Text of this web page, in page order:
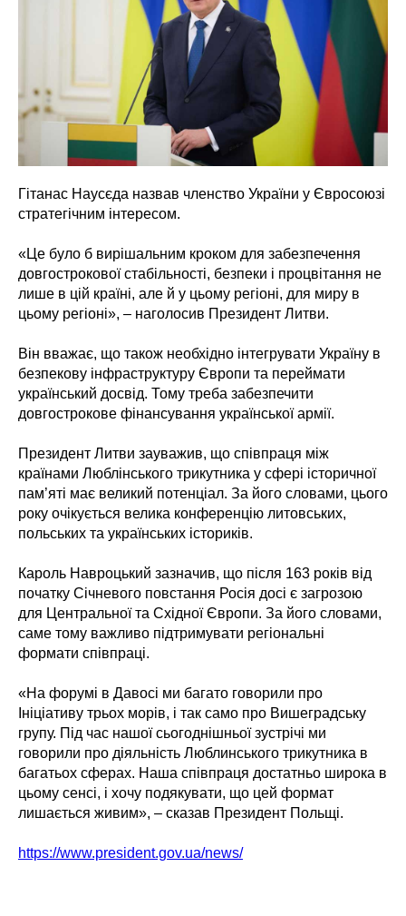
Гітанас Наусєда назвав членство України у Євросоюзі
стратегічним інтересом.
«Це було б вирішальним кроком для забезпечення
довгострокової стабільності, безпеки і процвітання не
лише в цій країні, але й у цьому регіоні, для миру в
цьому регіоні», – наголосив Президент Литви.
Він вважає, що також необхідно інтегрувати Україну в
безпекову інфраструктуру Європи та переймати
український досвід. Тому треба забезпечити
довгострокове фінансування української армії.
Президент Литви зауважив, що співпраця між
країнами Люблінського трикутника у сфері історичної
пам’яті має великий потенціал. За його словами, цього
року очікується велика конференцію литовських,
польських та українських істориків.
Кароль Навроцький зазначив, що після 163 років від
початку Січневого повстання Росія досі є загрозою
для Центральної та Східної Європи. За його словами,
саме тому важливо підтримувати регіональні
формати співпраці.
«На форумі в Давосі ми багато говорили про
Ініціативу трьох морів, і так само про Вишеградську
групу. Під час нашої сьогоднішньої зустрічі ми
говорили про діяльність Люблинського трикутника в
багатьох сферах. Наша співпраця достатньо широка в
цьому сенсі, і хочу подякувати, що цей формат
лишається живим», – сказав Президент Польщі.
https://www.president.gov.ua/news/